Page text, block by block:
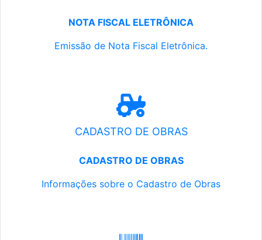
NOTA FISCAL ELETRÔNICA
Emissão de Nota Fiscal Eletrônica.
CADASTRO DE OBRAS
CADASTRO DE OBRAS
Informações sobre o Cadastro de Obras